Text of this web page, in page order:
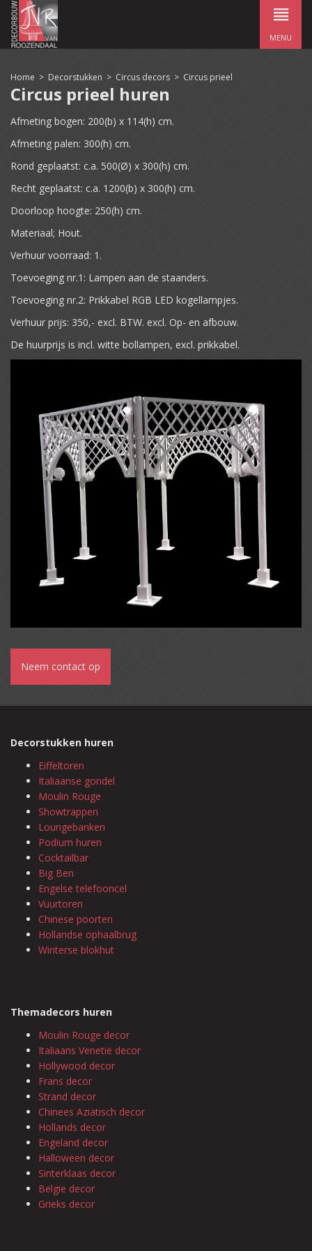
MENU
Home > Decorstukken > Circus decors > Circus prieel
Circus prieel huren
Afmeting bogen: 200(b) x 114(h) cm.
Afmeting palen: 300(h) cm.
Rond geplaatst: c.a. 500(Ø) x 300(h) cm.
Recht geplaatst: c.a. 1200(b) x 300(h) cm.
Doorloop hoogte: 250(h) cm.
Materiaal; Hout.
Verhuur voorraad: 1.
Toevoeging nr.1: Lampen aan de staanders.
Toevoeging nr.2: Prikkabel RGB LED kogellampjes.
Verhuur prijs: 350,- excl. BTW. excl. Op- en afbouw.
De huurprijs is incl. witte bollampen, excl. prikkabel.
Neem contact op
Decorstukken huren
Eiffeltoren
Italiaanse gondel
Moulin Rouge
Showtrappen
Loungebanken
Podium huren
Cocktailbar
Big Ben
Engelse telefooncel
Vuurtoren
Chinese poorten
Hollandse ophaalbrug
Winterse blokhut
Themadecors huren
Moulin Rouge decor
Italiaans Venetië decor
Hollywood decor
Frans decor
Strand decor
Chinees Aziatisch decor
Hollands decor
Engeland decor
Halloween decor
Sinterklaas decor
Belgie decor
Grieks decor